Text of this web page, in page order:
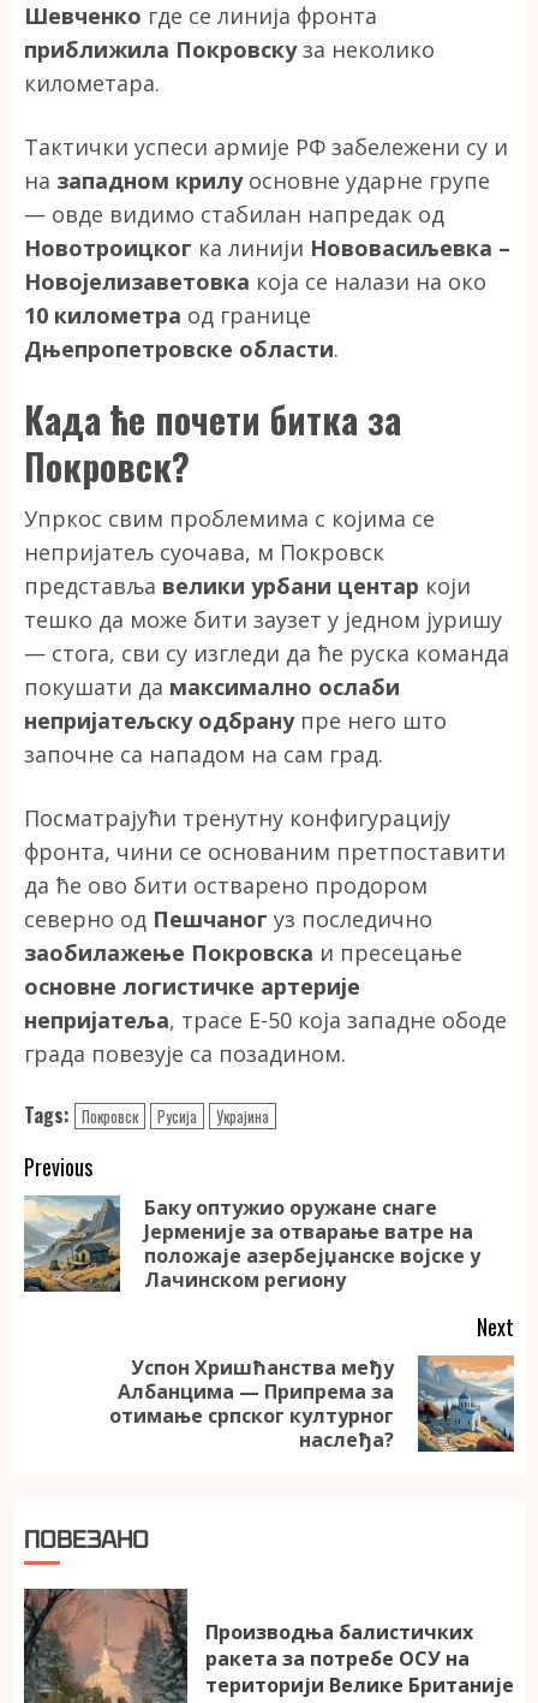
Шевченко где се линија фронта
приближила Покровскуза неколико
километара.
Тактички успеси армије РФ забележени су и
на западном крилуосновне ударне групе
— овде видимо стабилан напредак од
Новотроицког ка линији Нововасиљевка –
Новојелизаветовка која се налази на око
10 километра од границе
Дњепропетровске области.
Када ће почети битка за
Покровск?
Упркос свим проблемима с којима се
непријатељ суочава, м Покровск
представља велики урбани центар који
тешко да може бити заузет у једном јуришу
— стога, сви су изгледи да ће руска команда
покушати да максимално ослаби
непријатељску одбранупре него што
започне са нападом на сам град.
Посматрајући тренутну конфигурацију
фронта, чини се основаним претпоставити
да ће ово бити остварено продором
северно од Пешчаног уз последично
заобилажење Покровска и пресецање
основне логистичке артерије
непријатеља, трасе Е-50 која западне ободе
града повезује са позадином.
Tags: Покровск Русија Украјина
Continue
Reading
Previous
Баку оптужио оружане снаге
Јерменије за отварање ватре на
положаје азербејџанске војске у
Лачинском региону
Next
Успон Хришћанства међу
Албанцима — Припрема за
отимање српског културног
наслеђа?
ПОВЕЗАНО
Производња балистичких
ракета за потребе ОСУ на
територији Велике Британије